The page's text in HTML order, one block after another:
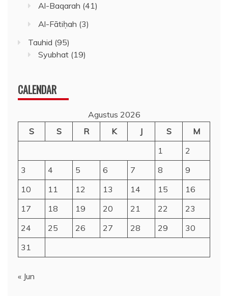
Al-Baqarah (41)
Al-Fātiḥah (3)
Tauhid (95)
Syubhat (19)
CALENDAR
Agustus 2026
S
S R K J S
M
1
2
3
4 5 6 7 8
9
10
11 12 13 14 15
16
17
18 19 20 21 22
23
24
25 26 27 28 29
30
31
« Jun